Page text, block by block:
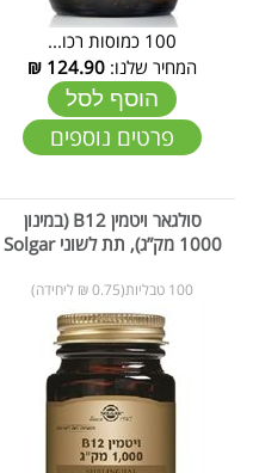
100 כמוסות רכו...
המחיר שלנו: 124.90
₪
הוסף לסל
פרטים נוספים
סולגאר ויטמין B12 (במינון
1000 מק”ג), תת לשוני Solgar
100 טבליות(0.75 ₪ ליחידה)